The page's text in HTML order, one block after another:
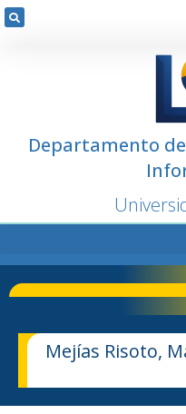
Departamento
Mejías Risoto,